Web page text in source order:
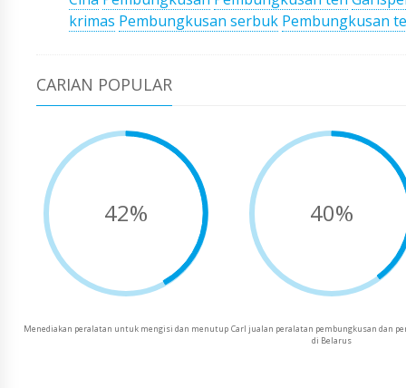
krimas Pembungkusan serbuk Pembungkusan
CARIAN POPULAR
42%
Menediakan peralatan untuk mengisi dan menutup
40%
CarI jualan peralatan pembungkusan dan
di Belarus